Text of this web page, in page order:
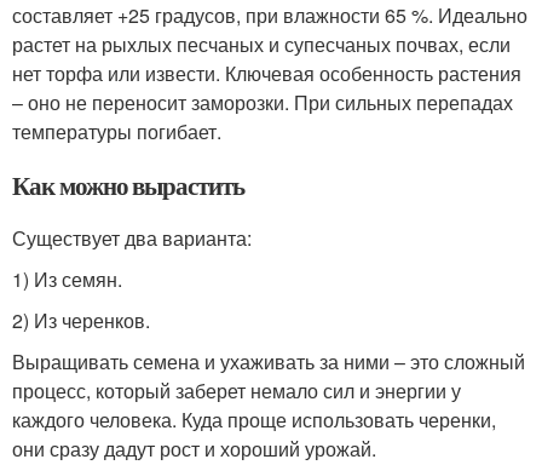
составляет +25 градусов, при влажности 65 %. Идеально
растет на рыхлых песчаных и супесчаных почвах, если
нет торфа или извести. Ключевая особенность растения
– оно не переносит заморозки. При сильных перепадах
температуры погибает.
Как можно вырастить
Существует два варианта:
1) Из семян.
2) Из черенков.
Выращивать семена и ухаживать за ними – это сложный
процесс, который заберет немало сил и энергии у
каждого человека. Куда проще использовать черенки,
они сразу дадут рост и хороший урожай.